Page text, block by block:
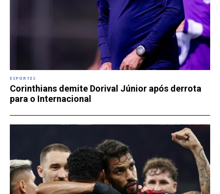
ESPORTES
Corinthians demite Dorival Júnior após derrota
para o Internacional